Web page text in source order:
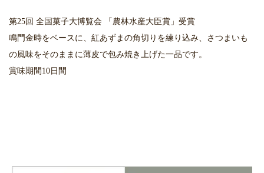
第25回 全国菓子大博覧会 「農林水産大臣賞」受賞
鳴門金時をベースに、紅あずまの角切りを練り込み、さつまいも
の風味をそのままに薄皮で包み焼き上げた一品です。
賞味期間10日間